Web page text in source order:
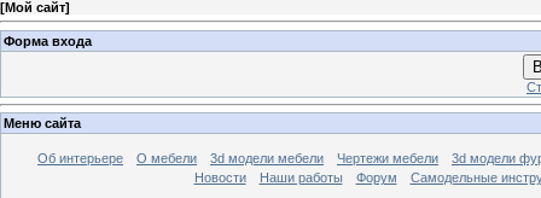
[Мой сайт]
Форма входа
Меню сайта
Об интерьере О мебели 3d модели мебели Чертежи мебели
3d модели
Новости
Наши работы Форум Самодельные